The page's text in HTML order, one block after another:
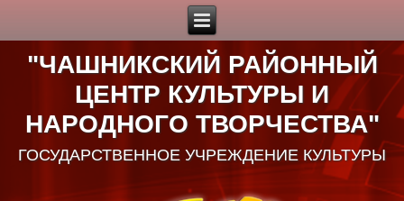
"ЧАШНИКСКИЙ РАЙОННЫЙ
ЦЕНТР КУЛЬТУРЫ И
НАРОДНОГО ТВОРЧЕСТВА"
ГОСУДАРСТВЕННОЕ УЧРЕЖДЕНИЕ КУЛЬТУРЫ